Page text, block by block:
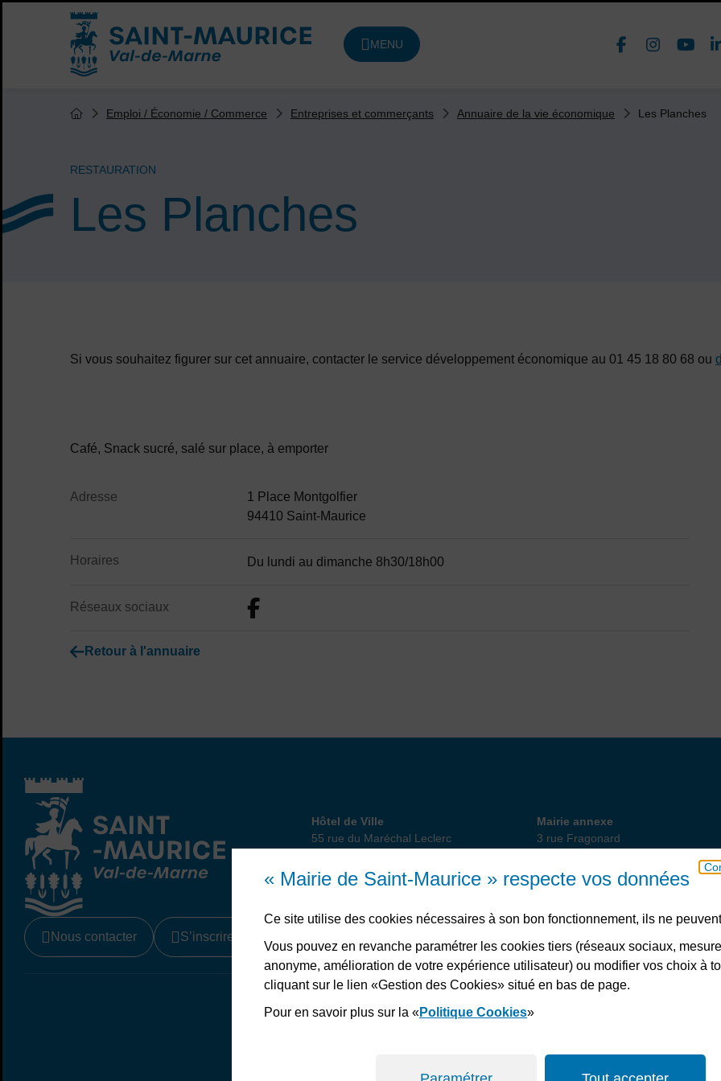
« Mairie de Saint-Maurice » respecte vos données
Ce site utilise des cookies nécessaires à son bon fonctionnement, ils ne
Vous pouvez en revanche paramétrer les cookies tiers (réseaux sociaux,
anonyme, amélioration de votre expérience utilisateur) ou modifier vos choix à
cliquant sur le lien «Gestion des Cookies» situé en bas de page.
Pour en savoir plus sur la «Politique Cookies»
Accueil ville de Saint-Maurice
MENU
DE NAVIGATION PRINCIPALE Nous
Les Planches
RESTAURATION
Vous êtes ici :
Page d'accueil du site
Emploi / Économie / Commerce Entreprises et commerçants Annuaire de la vie économique Les Planches
Si vous souhaitez figurer sur cet annuaire, contacter le service développement économique au 01 45 18 80 68 ou
Contenu de la fiche d'annuaire
Café, Snack sucré, salé sur place, à emporter
Adresse
1 Place Montgolfier
94410 Saint-Maurice
Horaires Du lundi au dimanche 8h30/18h00
Réseaux sociaux
Retour à l'annuaire
Hôtel de Ville
Hôtel de Ville
55 rue du Maréchal Leclerc
01 45 18 82 10
Annexe
Mairie annexe
3 rue Fragonard
01 49 76 47 55
Nous contacter S’inscrire à la newsletter
Mentions légalesPlan du siteAccessibilité : non conforme